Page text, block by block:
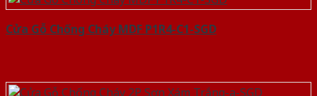
Cửa Gỗ Chống Cháy MDF P1R4-C1-SGD